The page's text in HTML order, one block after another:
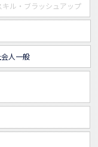
キル・ブラッシュアップ
人一般